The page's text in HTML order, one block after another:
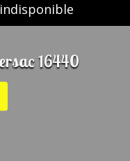
indisponible
16440